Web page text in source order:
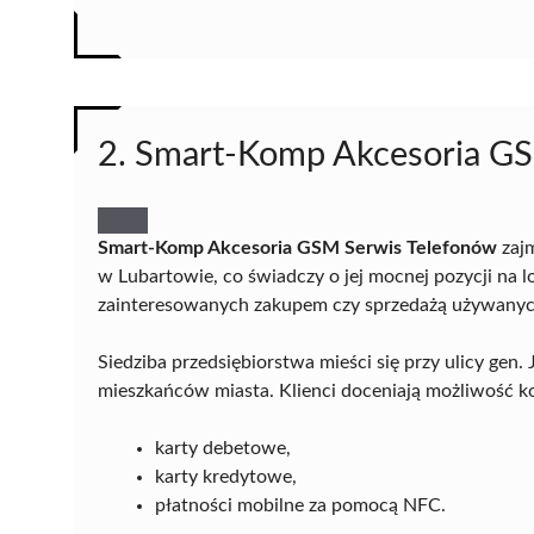
2. Smart-Komp Akcesoria
Smart-Komp Akcesoria GSM Serwis Telefonów
w Lubartowie, co świadczy o jej mocnej pozycji na
zainteresowanych zakupem czy sprzedażą
Siedziba przedsiębiorstwa mieści się przy ulicy
mieszkańców miasta. Klienci doceniają możliwość
karty debetowe,
karty kredytowe,
płatności mobilne za pomocą NFC.